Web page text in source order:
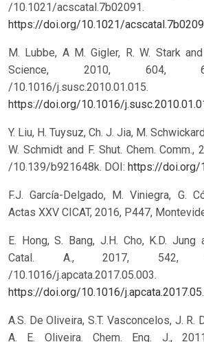
/10.1021/
https://doi.org/10.1021/
M. Lubbe, A M. Gigler, R. W. Stark
Science, 2010, 604,
/10.1016/
https://doi.org/10.1016/
Y. Liu, H. Tuysuz, Ch. J. Jia, M.
W. Schmidt and F. Shut. Chem. Comm.,
/10.139/b921648k. DOI: https://doi.org/
F.J. García-Delgado, M. Viniegra, G.
Actas XXV CICAT, 2016, P447,
E. Hong, S. Bang, J.H. Cho, K.D. Jung
Catal. A., 2017, 542,
/10.1016/
https://doi.org/10.1016/
A.S. De Oliveira, S.T. Vasconcelos, J. R.
A. E. Oliveira. Chem. Eng. J.,